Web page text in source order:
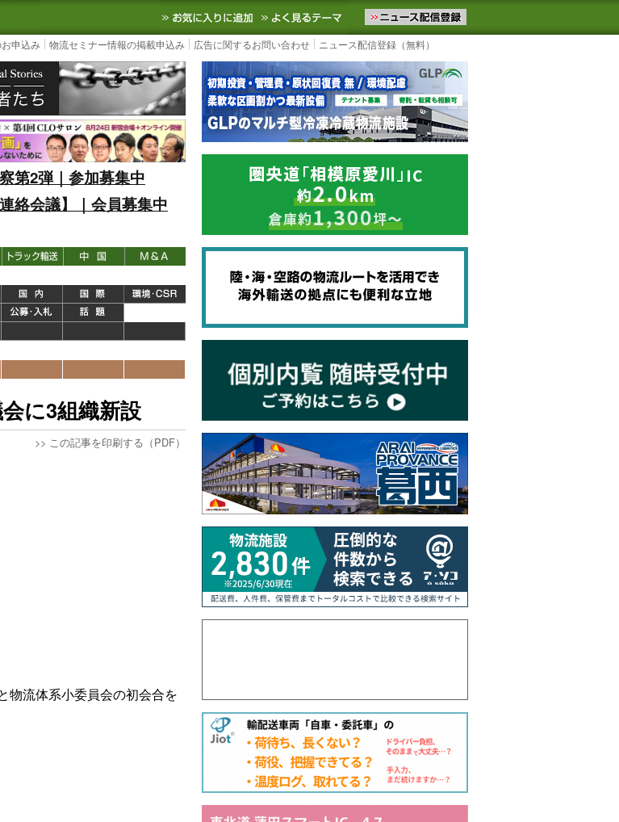
流ニュースサイト
3PL, SCMなど国内外の最新の物流ニュースをお届けします。物流ニュースメール配信を登録す
お気に入りに追加 よく見るテーマ
申込み 物流セミナー情報の掲載申込み 広告に関するお問い合わせ ニュース配信登録（無料）
第2弾｜参加募集中
絡会議】｜会員募集中
に3組織新設
>> この記事を印刷する（PDF）
物流体系小委員会の初会合を